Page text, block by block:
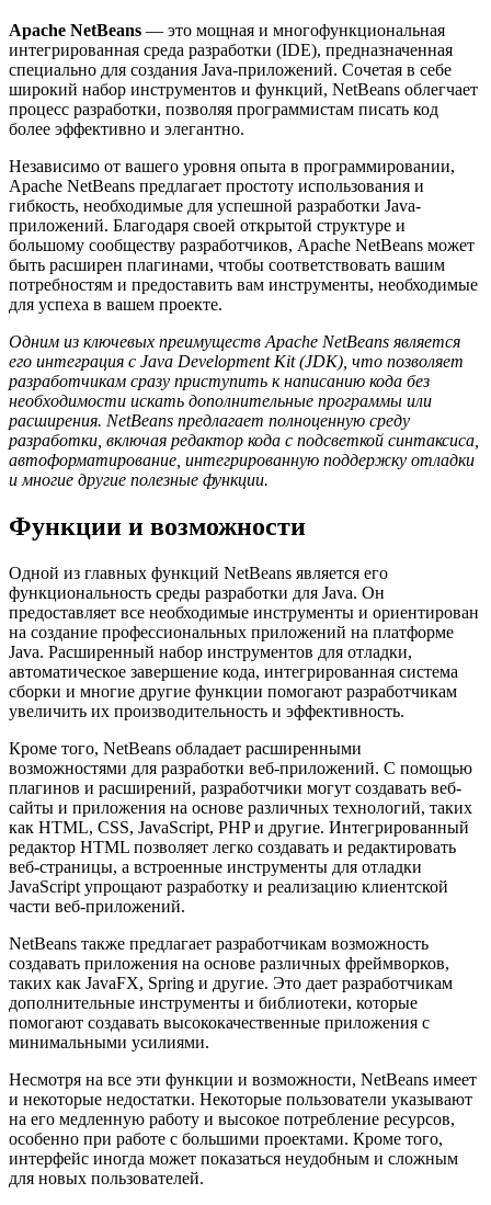
Apache NetBeans — это мощная и многофункциональная
интегрированная среда разработки (IDE), предназначенная
специально для создания Java-приложений. Сочетая в себе
широкий набор инструментов и функций, NetBeans облегчает
процесс разработки, позволяя программистам писать код
более эффективно и элегантно.
Независимо от вашего уровня опыта в программировании,
Apache NetBeans предлагает простоту использования и
гибкость, необходимые для успешной разработки Java-
приложений. Благодаря своей открытой структуре и
большому сообществу разработчиков, Apache NetBeans может
быть расширен плагинами, чтобы соответствовать вашим
потребностям и предоставить вам инструменты, необходимые
для успеха в вашем проекте.
Одним из ключевых преимуществ Apache NetBeans является
его интеграция с Java Development Kit (JDK), что позволяет
разработчикам сразу приступить к написанию кода без
необходимости искать дополнительные программы или
расширения. NetBeans предлагает полноценную среду
разработки, включая редактор кода с подсветкой синтаксиса,
автоформатирование, интегрированную поддержку отладки
и многие другие полезные функции.
Функции и возможности
Одной из главных функций NetBeans является его
функциональность среды разработки для Java. Он
предоставляет все необходимые инструменты и ориентирован
на создание профессиональных приложений на платформе
Java. Расширенный набор инструментов для отладки,
автоматическое завершение кода, интегрированная система
сборки и многие другие функции помогают разработчикам
увеличить их производительность и эффективность.
Кроме того, NetBeans обладает расширенными
возможностями для разработки веб-приложений. С помощью
плагинов и расширений, разработчики могут создавать веб-
сайты и приложения на основе различных технологий, таких
как HTML, CSS, JavaScript, PHP и другие. Интегрированный
редактор HTML позволяет легко создавать и редактировать
веб-страницы, а встроенные инструменты для отладки
JavaScript упрощают разработку и реализацию клиентской
части веб-приложений.
NetBeans также предлагает разработчикам возможность
создавать приложения на основе различных фреймворков,
таких как JavaFX, Spring и другие. Это дает разработчикам
дополнительные инструменты и библиотеки, которые
помогают создавать высококачественные приложения с
минимальными усилиями.
Несмотря на все эти функции и возможности, NetBeans имеет
и некоторые недостатки. Некоторые пользователи указывают
на его медленную работу и высокое потребление ресурсов,
особенно при работе с большими проектами. Кроме того,
интерфейс иногда может показаться неудобным и сложным
для новых пользователей.